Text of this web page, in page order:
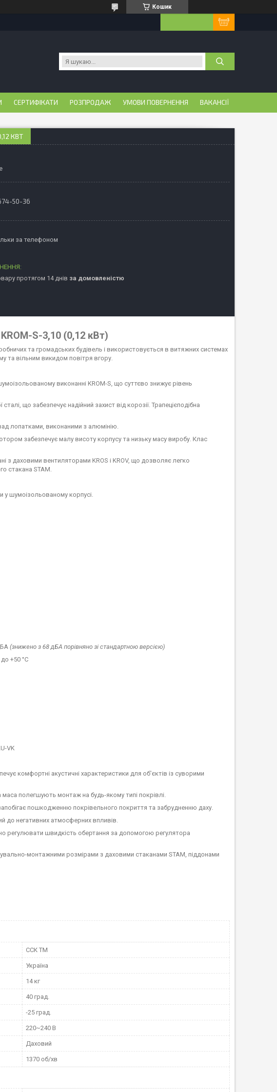
Кошик
СЕРТИФІКАТИ РОЗПРОДАЖ УМОВИ ПОВЕРНЕННЯ ВАКАНСІЇ
КВТ
50-36
за телефоном
протягом 14 днів за домовленістю
S-3,10 (0,12 кВт)
та громадських будівель і використовується в витяжних системах
та вільним викидом повітря вгору.
виконанні KROM-S, що суттєво знижує рівень
що забезпечує надійний захист від корозії. Трапецієподібна
лопатками, виконаними з алюмінію.
забезпечує малу висоту корпусу та низьку масу виробу. Клас
з даховими вентиляторами KROS і KROV, що дозволяє легко
стакана STAM.
у шумоізольованому корпусі.
(знижено з 68 дБА порівняно зі стандартною версією)
до +50 °C
VK
комфортні акустичні характеристики для об'єктів із суворими
полегшують монтаж на будь-якому типі покрівлі.
пошкодженню покрівельного покриття та забрудненню даху.
до негативних атмосферних впливів.
регулювати швидкість обертання за допомогою регулятора
монтажними розмірами з даховими стаканами STAM, піддонами
ССК ТМ
Україна
14 кг
40 град.
-25 град.
220~240 В
Даховий
1370 об/хв